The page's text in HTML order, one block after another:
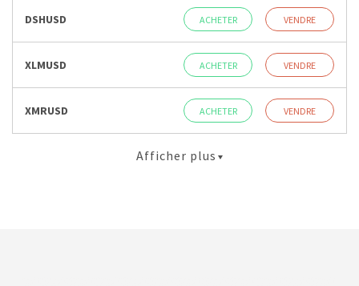
DSHUSD ACHETER VENDRE
XLMUSD ACHETER VENDRE
XMRUSD ACHETER VENDRE
Afficher plus